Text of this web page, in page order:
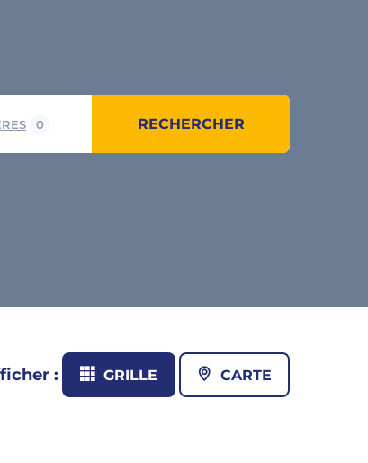
0 RECHERCHER
: GRILLE CARTE